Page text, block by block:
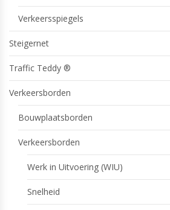
Verkeersspiegels
Steigernet
Traffic Teddy ®
Verkeersborden
Bouwplaatsborden
Verkeersborden
Werk in Uitvoering (WIU)
Snelheid